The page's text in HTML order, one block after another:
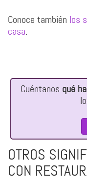
Conoce también los
casa.
Cuéntanos qué
OTROS
CON